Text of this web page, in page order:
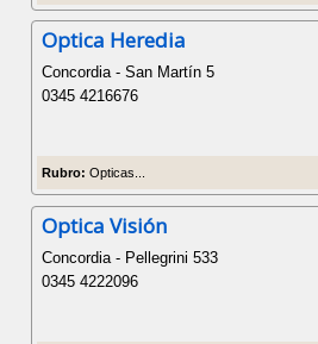
Optica Heredia
Concordia - San Martín 5
0345 4216676
Rubro: Opticas...
Optica Visión
Concordia - Pellegrini 533
0345 4222096